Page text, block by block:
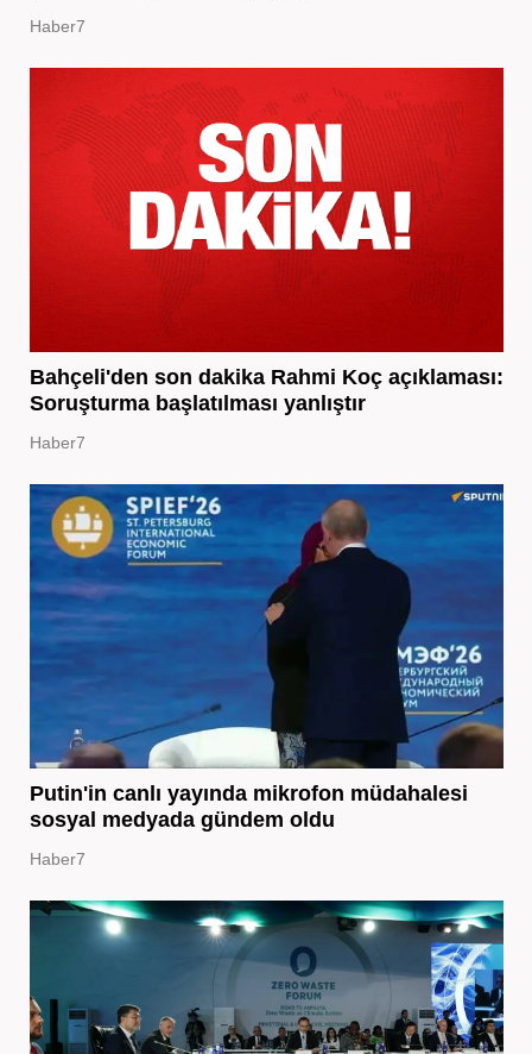
Haber7
Bahçeli'den son dakika Rahmi Koç açıklaması:
Soruşturma başlatılması yanlıştır
Haber7
Putin'in canlı yayında mikrofon müdahalesi
sosyal medyada gündem oldu
Haber7